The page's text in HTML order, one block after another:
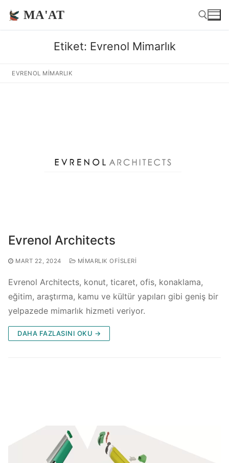
atla
MA'AT
Etiket: Evrenol Mimarlık
EVRENOL MIMARLIK
Evrenol Architects
MART 22, 2024 MIMARLIK OFISLERI
Evrenol Architects, konut, ticaret, ofis, konaklama,
eğitim, araştırma, kamu ve kültür yapıları gibi geniş bir
yelpazede mimarlık hizmeti veriyor.
DAHA FAZLASINI OKU →